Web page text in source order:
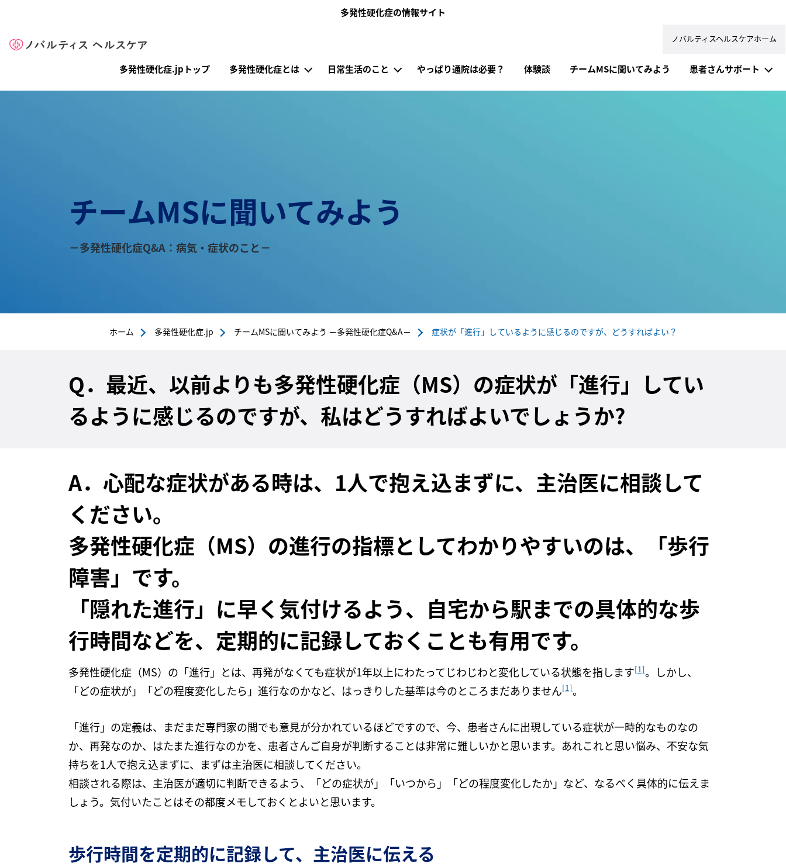
メインコンテンツに移動
多発性硬化症の情報サイト
Site Logo
ノバルティスヘルスケアホーム
多発性硬化症.jpトップ 多発性硬化症とは 日常生活のこと やっぱり通院は必要？ 体験談 チームMSに聞いてみよう 患者さんサポート
チームMSに聞いてみよう
－多発性硬化症Q&A：病気・症状のこと－
ホーム 多発性硬化症.jp チームMSに聞いてみよう －多発性硬化症Q&A－ 症状が「進行」しているように感じるのですが、どうすればよい？
Q．最近、以前よりも多発性硬化症（MS）の症状が「進行」してい
るように感じるのですが、私はどうすればよいでしょうか?
A．心配な症状がある時は、1人で抱え込まずに、主治医に相談して
ください。
多発性硬化症（MS）の進行の指標としてわかりやすいのは、「歩行
障害」です。
「隠れた進行」に早く気付けるよう、自宅から駅までの具体的な歩
行時間などを、定期的に記録しておくことも有用です。
多発性硬化症（MS）の「進行」とは、再発がなくても症状が1年以上にわたってじわじわと変化している状態を指します[1]。しかし、
「どの症状が」「どの程度変化したら」進行なのかなど、はっきりした基準は今のところまだありません[1]。
「進行」の定義は、まだまだ専門家の間でも意見が分かれているほどですので、今、患者さんに出現している症状が一時的なものなの
か、再発なのか、はたまた進行なのかを、患者さんご自身が判断することは非常に難しいかと思います。あれこれと思い悩み、不安な気
持ちを1人で抱え込まずに、まずは主治医に相談してください。
相談される際は、主治医が適切に判断できるよう、「どの症状が」「いつから」「どの程度変化したか」など、なるべく具体的に伝えま
しょう。気付いたことはその都度メモしておくとよいと思います。
歩行時間を定期的に記録して、主治医に伝える